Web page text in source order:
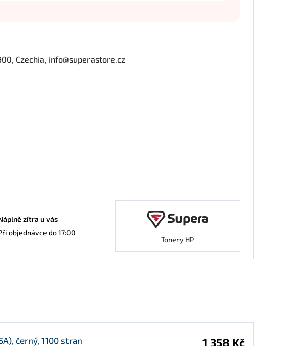
Czechia, info@superastore.cz
zítra u vás
objednávce do 17:00
Tonery HP
černý, 1100 stran 1 358 Kč